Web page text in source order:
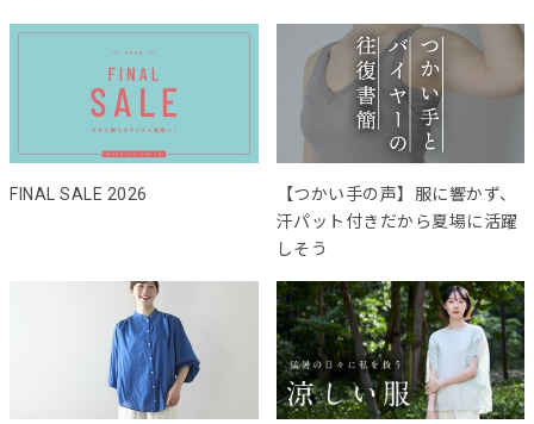
FINAL SALE 2026
【つかい手の声】服に響かず、
汗パット付きだから夏場に活躍
しそう